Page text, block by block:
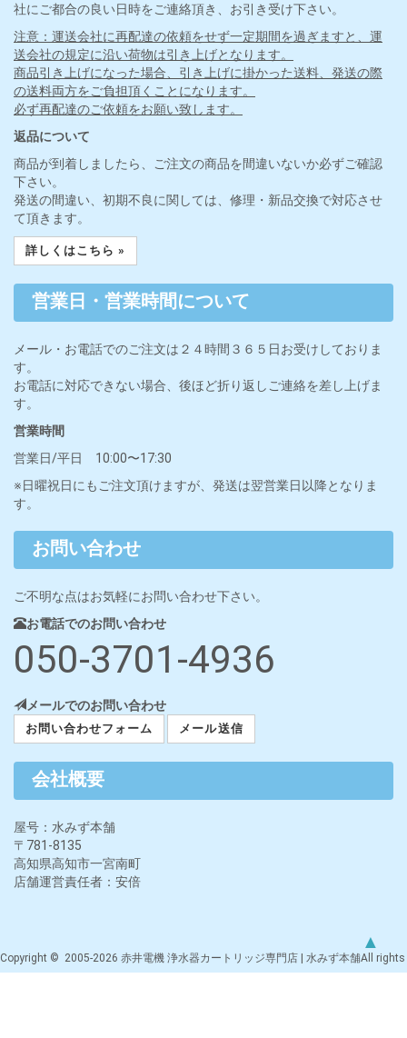
社にご都合の良い日時をご連絡頂き、お引き受け下さい。
注意：運送会社に再配達の依頼をせず一定期間を過ぎますと、運
送会社の規定に沿い荷物は引き上げとなります。
商品引き上げになった場合、引き上げに掛かった送料、発送の際
の送料両方をご負担頂くことになります。
必ず再配達のご依頼をお願い致します。
返品について
商品が到着しましたら、ご注文の商品を間違いないか必ずご確認
下さい。
発送の間違い、初期不良に関しては、修理・新品交換で対応させ
て頂きます。
詳しくはこちら »
営業日・営業時間について
メール・お電話でのご注文は２４時間３６５日お受けしておりま
す。
お電話に対応できない場合、後ほど折り返しご連絡を差し上げま
す。
営業時間
営業日/平日 10:00〜17:30
※日曜祝日にもご注文頂けますが、発送は翌営業日以降となりま
す。
お問い合わせ
ご不明な点はお気軽にお問い合わせ下さい。
お電話でのお問い合わせ
050-3701-4936
メールでのお問い合わせ
お問い合わせフォーム メール送信
会社概要
屋号：水みず本舗
〒781-8135
高知県高知市一宮南町
店舗運営責任者：安倍
Copyright © 2005-2026 赤井電機 浄水器カートリッジ専門店 | 水みず本舗All rights
▲